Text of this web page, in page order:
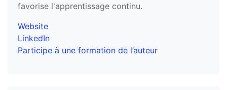
favorise l'apprentissage continu.
Website
LinkedIn
Participe à une formation de l’auteur